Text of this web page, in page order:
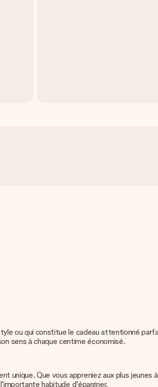
ou qui constitue le cadeau attentionné
sens à chaque centime économisé.
Que vous appreniez aux plus jeunes
habitude d'épargner.